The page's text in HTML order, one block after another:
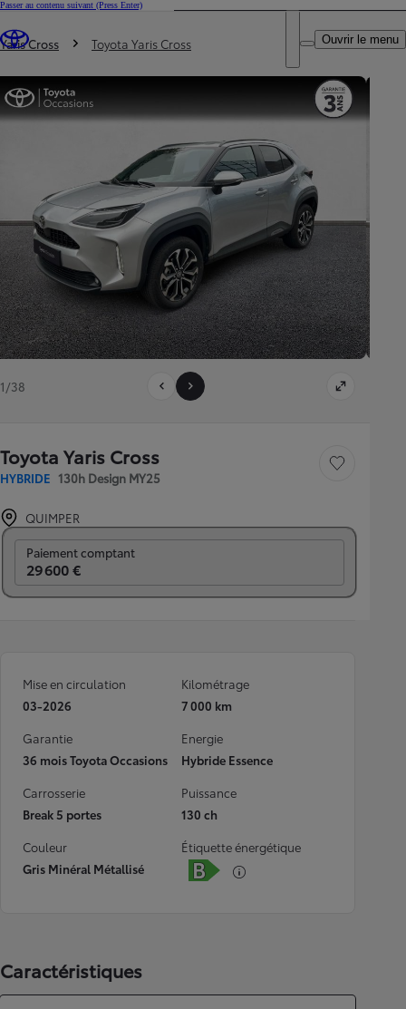
Passer au contenu suivant (Press Enter)
Trouvez un partenaire Toyota
DEALER NAME
Ouvrir le menu
Vous êtes ici
Yaris Cross Toyota Yaris Cross
1/38
Toyota Yaris Cross
HYBRIDE 130h Design MY25
Sauvegarder le
QUIMPER
Paiement comptant
29 600 €
Mise en circulation
03-2026
Kilométrage
7 000 km
Garantie
36 mois Toyota Occasions
Energie
Hybride Essence
Carrosserie
Break 5 portes
Puissance
130 ch
Couleur
Gris Minéral Métallisé
Étiquette énergétique
Caractéristiques